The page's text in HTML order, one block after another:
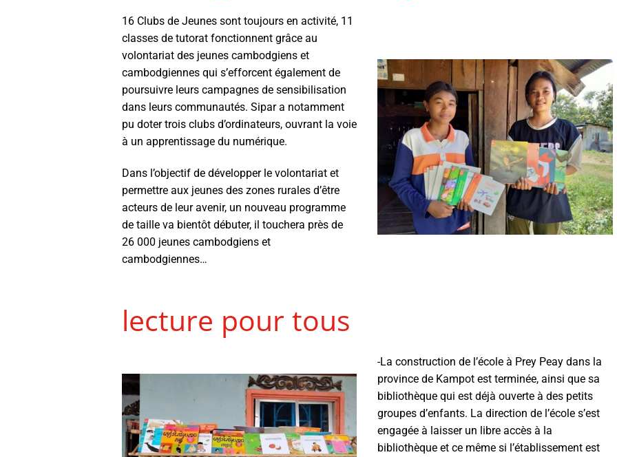
16 Clubs de Jeunes sont toujours en activité, 11
classes de tutorat fonctionnent grâce au
volontariat des jeunes cambodgiens et
cambodgiennes qui s’efforcent également de
poursuivre leurs campagnes de sensibilisation
dans leurs communautés. Sipar a notamment
pu doter trois clubs d’ordinateurs, ouvrant la voie
à un apprentissage du numérique.
Dans l’objectif de développer le volontariat et
permettre aux jeunes des zones rurales d’être
acteurs de leur avenir, un nouveau programme
de taille va bientôt débuter, il touchera près de
26 000 jeunes cambodgiens et
cambodgiennes…
lecture pour tous
-La construction de l’école à Prey Peay dans la
province de Kampot est terminée, ainsi que sa
bibliothèque qui est déjà ouverte à des petits
groupes d’enfants. La direction de l’école s’est
engagée à laisser un libre accès à la
bibliothèque et ce même si l’établissement est